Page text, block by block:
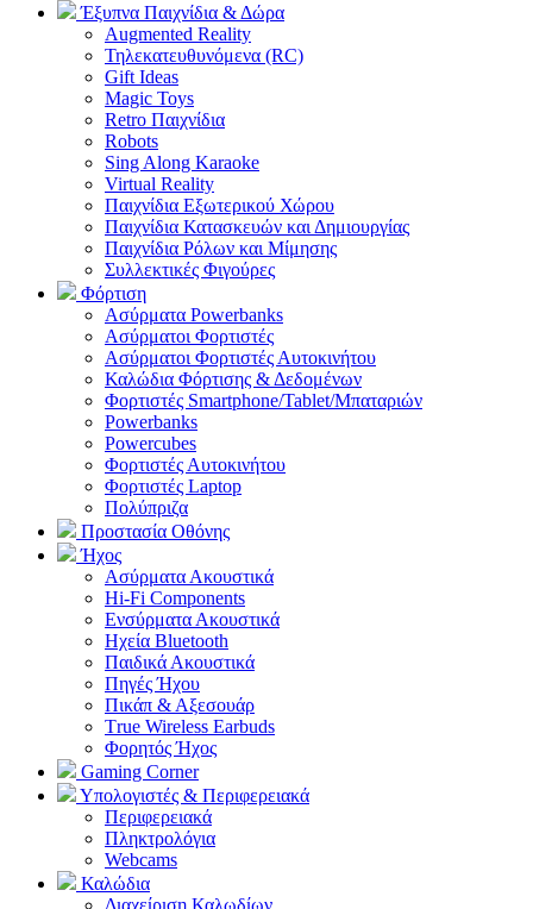
Έξυπνα Παιχνίδια & Δώρα
Augmented Reality
Τηλεκατευθυνόμενα (RC)
Gift Ideas
Magic Toys
Retro Παιχνίδια
Robots
Sing Along Karaoke
Virtual Reality
Παιχνίδια Εξωτερικού Χώρου
Παιχνίδια Κατασκευών και Δημιουργίας
Παιχνίδια Ρόλων και Μίμησης
Συλλεκτικές Φιγούρες
Φόρτιση
Ασύρματα Powerbanks
Aσύρματοι Φορτιστές
Ασύρματοι Φορτιστές Αυτοκινήτου
Καλώδια Φόρτισης & Δεδομένων
Φορτιστές Smartphone/Tablet/Μπαταριών
Powerbanks
Powercubes
Φορτιστές Αυτοκινήτου
Φορτιστές Laptop
Πολύπριζα
Προστασία Οθόνης
Ήχος
Ασύρματα Ακουστικά
Hi-Fi Components
Ενσύρματα Ακουστικά
Ηχεία Bluetooth
Παιδικά Ακουστικά
Πηγές Ήχου
Πικάπ & Αξεσουάρ
Τrue Wireless Earbuds
Φορητός Ήχος
Gaming Corner
Υπολογιστές & Περιφερειακά
Περιφερειακά
Πληκτρολόγια
Webcams
Καλώδια
Διαχείριση Καλωδίων